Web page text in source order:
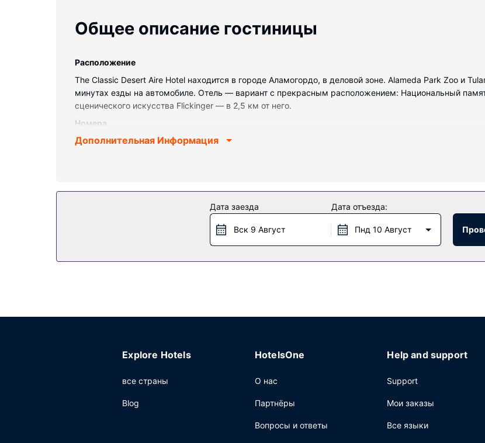
Общее описание гостиницы
Pасположение
The Classic Desert Aire Hotel находится в городе Аламогордо, в деловой зоне. Alameda Park Zoo и
минутах езды на автомобиле. Отель — вариант с прекрасным расположением: Национальный
сценического искусства Flickinger — в 2,5 км от него.
Номера
Почувствуйте себя как дома в одном из 92 номеров с кондиционером и другими удобствами, в
Воспользуйтесь разнообразными возможностями для отдыха и развлечений, такими как фитнес-
отель также предоставляет такие услуги и удобства, какбесплатный беспроводной доступ в
Бесплатный завтрак (по заказу) предлагается ежедневно с 6:30 до 11:00.
Дополнительная Информация
Дата заезда
Вск 9 Август
Дата отъезда:
Пнд 10 Август
Explore Hotels
все страны
Blog
HotelsOne
О нас
Партнёры
Вопросы и ответы
Help and support
Support
Мои заказы
Все языки